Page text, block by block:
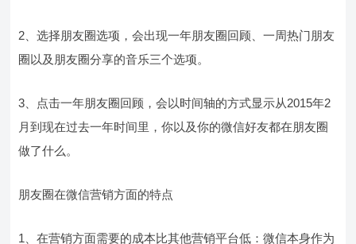
2、选择朋友圈选项，会出现一年朋友圈回顾、一周热门朋友
圈以及朋友圈分享的音乐三个选项。
3、点击一年朋友圈回顾，会以时间轴的方式显示从2015年2
月到现在过去一年时间里，你以及你的微信好友都在朋友圈
做了什么。
朋友圈在微信营销方面的特点
1、在营销方面需要的成本比其他营销平台低：微信本身作为